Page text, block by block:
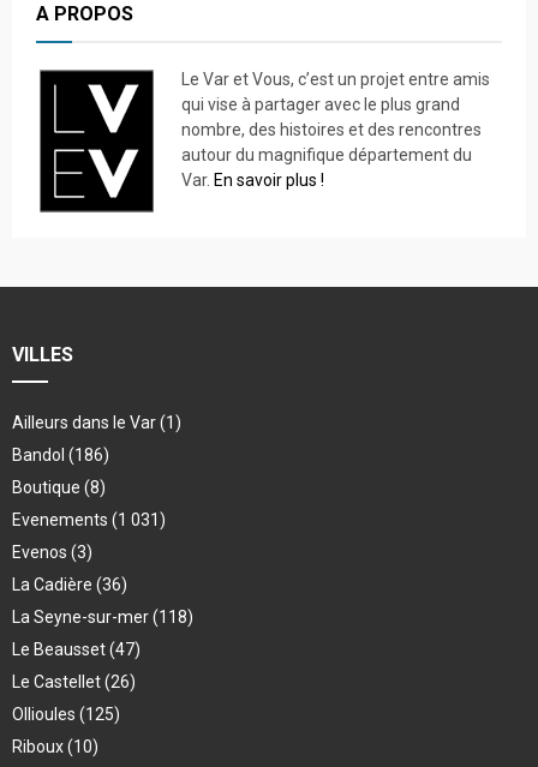
A PROPOS
Le Var et Vous, c’est un projet entre amis
qui vise à partager avec le plus grand
nombre, des histoires et des rencontres
autour du magnifique département du
Var. En savoir plus !
VILLES
Ailleurs dans le Var(1)
Bandol (186)
Boutique (8)
Evenements (1 031)
Evenos (3)
La Cadière (36)
La Seyne-sur-mer(118)
Le Beausset(47)
Le Castellet(26)
Ollioules (125)
Riboux(10)